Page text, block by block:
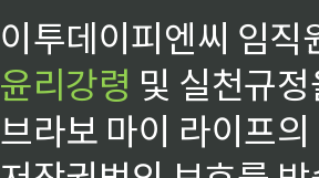
이투데이피엔씨 임
윤리강령 및 실천규
브라보 마이 라이프